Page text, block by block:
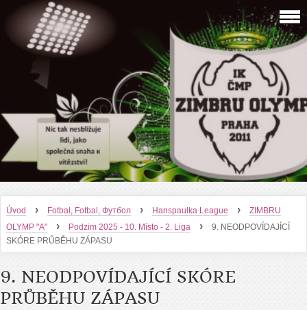
Úvod › Fotbal, Fotbal, Футбол › Hanspaulka League ›
ZIMBRU
OLYMP "A"
› Podzim 2025 - 10. Místo - 2. Liga ›
9. NEODPOVÍDAJÍCÍ
SKÓRE PRŮBĚHU ZÁPASU
9. NEODPOVÍDAJÍCÍ SKÓRE
PRŮBĚHU ZÁPASU